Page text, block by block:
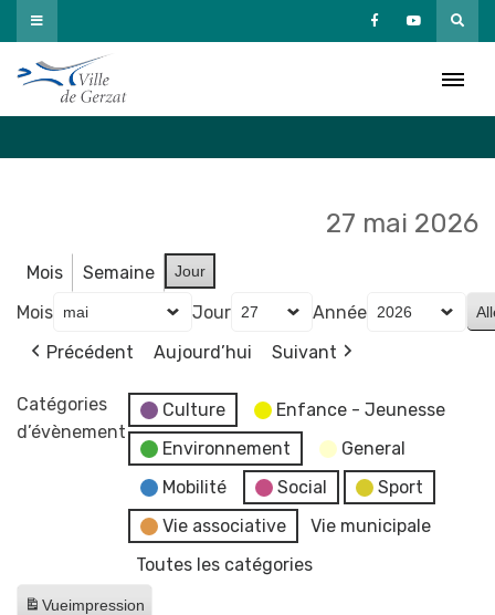
Passer
au
contenu
27 mai 2026
Mois Semaine Jour
Mois Jour
Année
Précédent
Aujourd’hui Suivant
Catégories
d’évènement
Culture
Enfance - Jeunesse
Environnement
General
Mobilité
Social
Sport
Vie associative
Vie municipale
Toutes les catégories
Vueimpression